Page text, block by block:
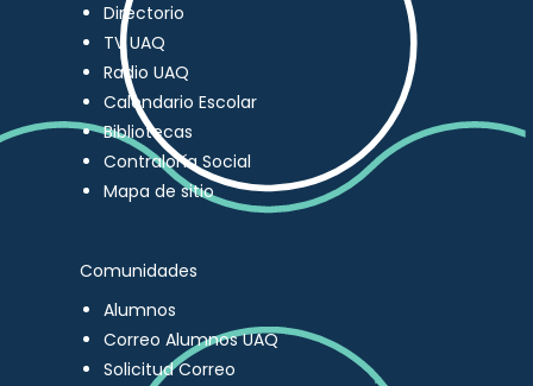
Directorio
TV UAQ
Radio UAQ
Calendario Escolar
Bibliotecas
Contraloría Social
Mapa de sitio
Comunidades
Alumnos
Correo Alumnos UAQ
Solicitud Correo